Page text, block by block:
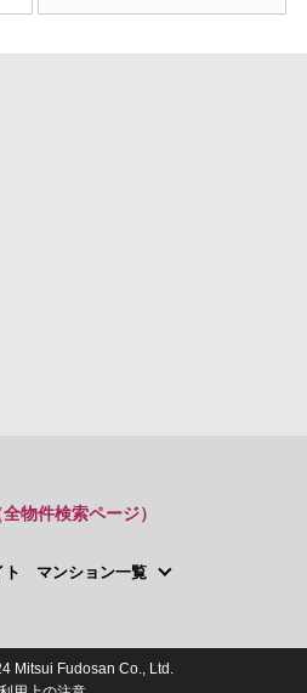
物件検索ページ）
ト マンション一覧
Mitsui Fudosan Co., Ltd.